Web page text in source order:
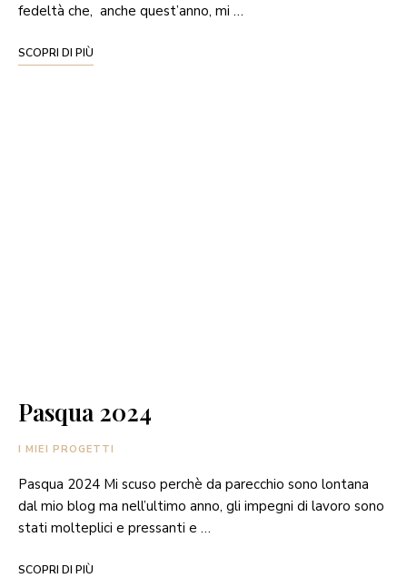
fedeltà che, anche quest’anno, mi …
SCOPRI DI PIÙ
Pasqua 2024
I MIEI PROGETTI
Pasqua 2024 Mi scuso perchè da parecchio sono lontana
dal mio blog ma nell’ultimo anno, gli impegni di lavoro sono
stati molteplici e pressanti e …
SCOPRI DI PIÙ